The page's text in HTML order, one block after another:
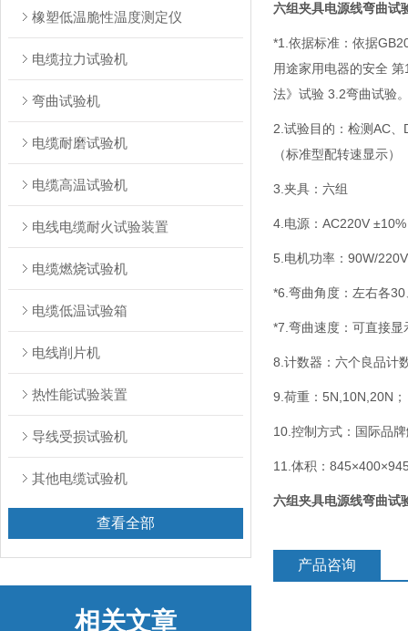
橡塑低温脆性温度测定仪
电缆拉力试验机
弯曲试验机
电缆耐磨试验机
电缆高温试验机
电线电缆耐火试验装置
电缆燃烧试验机
电缆低温试验箱
电线削片机
热性能试验装置
导线受损试验机
其他电缆试验机
查看全部
相关文章
六组夹具电源线弯曲试
*1.依据标准：依据
用途家用电器的安全
法》试验 3.2弯曲试验
2.试验目的：检测AC
（标准型配转速显示）
3.夹具：六组
4.电源：AC220V
5.电机功率：90W/
*6.弯曲角度：左右各
*7.弯曲速度：可直接显
8.计数器：六个良品计
9.荷重：5N,10N,20N；
10.控制方式：国际品
11.体积：
六组夹具电源线弯曲试
产品咨询